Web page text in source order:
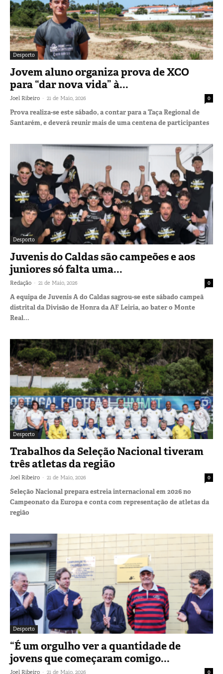
Desporto
Jovem aluno organiza prova de XCO
para “dar nova vida” à...
Joel Ribeiro - 21 de Maio, 2026 0
Prova realiza-se este sábado, a contar para a Taça Regional de
Santarém, e deverá reunir mais de uma centena de participantes
Desporto
Juvenis do Caldas são campeões e aos
juniores só falta uma...
Redação - 21 de Maio, 2026 0
A equipa de Juvenis A do Caldas sagrou-se este sábado campeã
distrital da Divisão de Honra da AF Leiria, ao bater o Monte
Real...
Desporto
Trabalhos da Seleção Nacional tiveram
três atletas da região
Joel Ribeiro - 21 de Maio, 2026 0
Seleção Nacional prepara estreia internacional em 2026 no
Campeonato da Europa e conta com representação de atletas da
região
Desporto
“É um orgulho ver a quantidade de
jovens que começaram comigo...
Joel Ribeiro - 21 de Maio, 2026 0